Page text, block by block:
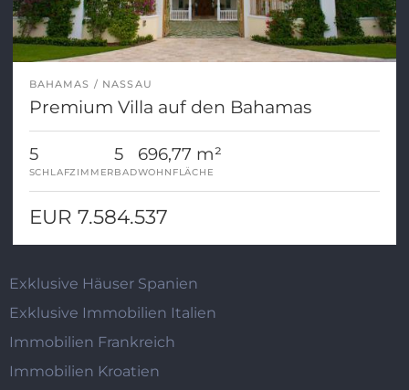
BAHAMAS NASSAU
Premium Villa auf den Bahamas
5
SCHLAFZIMMER
5
BAD
696,77 m²
WOHNFLÄCHE
EUR 7.584.537
Exklusive Häuser Spanien
Exklusive Immobilien Italien
Immobilien Frankreich
Immobilien Kroatien